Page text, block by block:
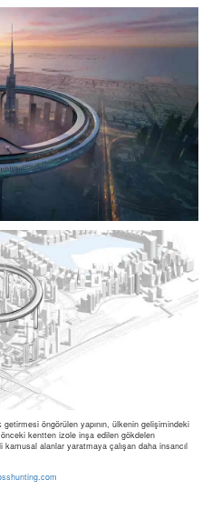
öngörülen yapının, ülkenin gelişimindeki
önceki kentten izole inşa edilen gökdelen
alanlar yaratmaya çalışan daha insancıl